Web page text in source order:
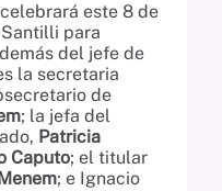
este 8 de
para
del jefe de
la secretaria
de
; la jefa del
Patricia
Caputo; el titular
; e Ignacio